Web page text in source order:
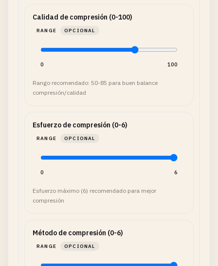
Calidad de compresión (0-100)
RANGE OPCIONAL
0 100
Rango recomendado: 50-85 para buen balance
compresión/calidad
Esfuerzo de compresión (0-6)
RANGE OPCIONAL
0 6
Esfuerzo máximo (6) recomendado para mejor
compresión
Método de compresión (0-6)
RANGE OPCIONAL